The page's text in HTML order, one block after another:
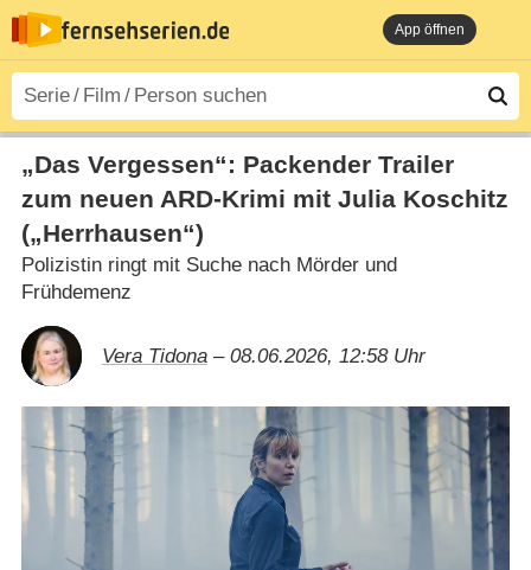
App öffnen
„Das Vergessen“: Packender Trailer
zum neuen ARD-Krimi mit Julia Koschitz
(„Herrhausen“)
Polizistin ringt mit Suche nach Mörder und
Frühdemenz
Vera Tidona– 08.06.2026, 12:58 Uhr